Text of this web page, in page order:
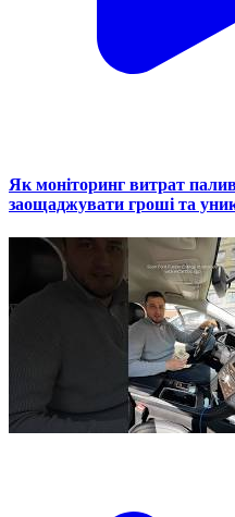
Як моніторинг витрат
заощаджувати гроші та